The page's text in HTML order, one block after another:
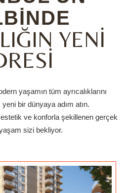
YENİ
yaşamın tüm ayrıcalıklarını
bir dünyaya adım atın.
ve konforla şekillenen gerçek
sizi bekliyor.